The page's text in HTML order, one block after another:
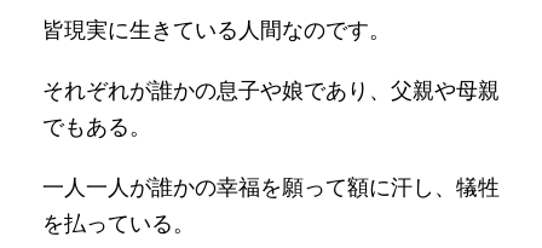
皆現実に生きている人間なのです。
それぞれが誰かの息子や娘であり、父親や母親
でもある。
一人一人が誰かの幸福を願って額に汗し、犠牲
を払っている。